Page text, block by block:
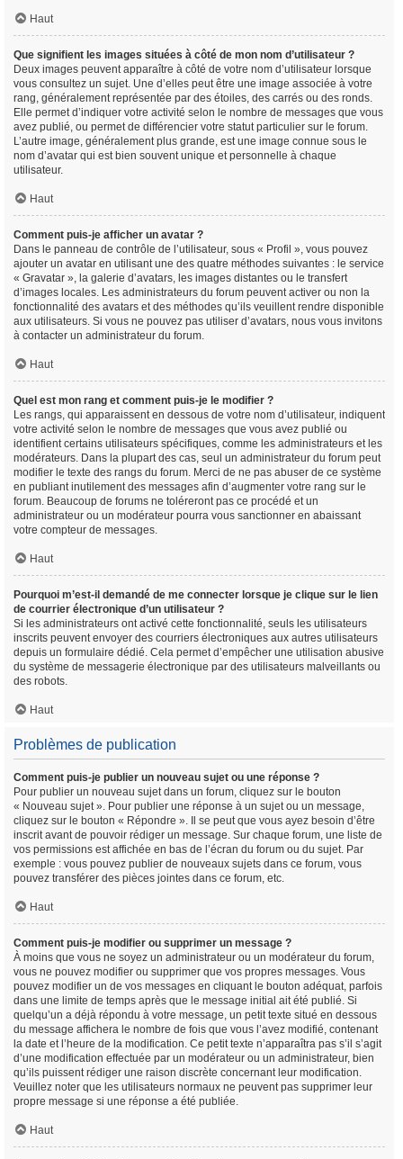
Haut
Que signifient les images situées à côté de mon nom d’utilisateur ?
Deux images peuvent apparaître à côté de votre nom d’utilisateur lorsque
vous consultez un sujet. Une d’elles peut être une image associée à votre
rang, généralement représentée par des étoiles, des carrés ou des ronds.
Elle permet d’indiquer votre activité selon le nombre de messages que vous
avez publié, ou permet de différencier votre statut particulier sur le forum.
L’autre image, généralement plus grande, est une image connue sous le
nom d’avatar qui est bien souvent unique et personnelle à chaque
utilisateur.
Haut
Comment puis-je afficher un avatar ?
Dans le panneau de contrôle de l’utilisateur, sous « Profil », vous pouvez
ajouter un avatar en utilisant une des quatre méthodes suivantes : le service
« Gravatar », la galerie d’avatars, les images distantes ou le transfert
d’images locales. Les administrateurs du forum peuvent activer ou non la
fonctionnalité des avatars et des méthodes qu’ils veuillent rendre disponible
aux utilisateurs. Si vous ne pouvez pas utiliser d’avatars, nous vous invitons
à contacter un administrateur du forum.
Haut
Quel est mon rang et comment puis-je le modifier ?
Les rangs, qui apparaissent en dessous de votre nom d’utilisateur, indiquent
votre activité selon le nombre de messages que vous avez publié ou
identifient certains utilisateurs spécifiques, comme les administrateurs et les
modérateurs. Dans la plupart des cas, seul un administrateur du forum peut
modifier le texte des rangs du forum. Merci de ne pas abuser de ce système
en publiant inutilement des messages afin d’augmenter votre rang sur le
forum. Beaucoup de forums ne toléreront pas ce procédé et un
administrateur ou un modérateur pourra vous sanctionner en abaissant
votre compteur de messages.
Haut
Pourquoi m’est-il demandé de me connecter lorsque je clique sur le lien
de courrier électronique d’un utilisateur ?
Si les administrateurs ont activé cette fonctionnalité, seuls les utilisateurs
inscrits peuvent envoyer des courriers électroniques aux autres utilisateurs
depuis un formulaire dédié. Cela permet d’empêcher une utilisation abusive
du système de messagerie électronique par des utilisateurs malveillants ou
des robots.
Haut
Problèmes de publication
Comment puis-je publier un nouveau sujet ou une réponse ?
Pour publier un nouveau sujet dans un forum, cliquez sur le bouton
« Nouveau sujet ». Pour publier une réponse à un sujet ou un message,
cliquez sur le bouton « Répondre ». Il se peut que vous ayez besoin d’être
inscrit avant de pouvoir rédiger un message. Sur chaque forum, une liste de
vos permissions est affichée en bas de l’écran du forum ou du sujet. Par
exemple : vous pouvez publier de nouveaux sujets dans ce forum, vous
pouvez transférer des pièces jointes dans ce forum, etc.
Haut
Comment puis-je modifier ou supprimer un message ?
À moins que vous ne soyez un administrateur ou un modérateur du forum,
vous ne pouvez modifier ou supprimer que vos propres messages. Vous
pouvez modifier un de vos messages en cliquant le bouton adéquat, parfois
dans une limite de temps après que le message initial ait été publié. Si
quelqu’un a déjà répondu à votre message, un petit texte situé en dessous
du message affichera le nombre de fois que vous l’avez modifié, contenant
la date et l’heure de la modification. Ce petit texte n’apparaîtra pas s’il s’agit
d’une modification effectuée par un modérateur ou un administrateur, bien
qu’ils puissent rédiger une raison discrète concernant leur modification.
Veuillez noter que les utilisateurs normaux ne peuvent pas supprimer leur
propre message si une réponse a été publiée.
Haut